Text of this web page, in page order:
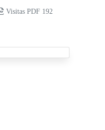
Visitas PDF 192